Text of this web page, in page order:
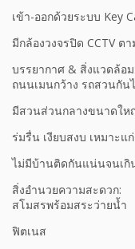
เข้า-ออกด้วยระบบ Key
มีกล้องวงจรปิด CCTV
บรรยากาศ & สิ่งแวดล้อม:
ถนนเมนกว้าง รถสวนกัน
มีสวนส่วนกลางขนาดให
ร่มรื่น เงียบสงบ เหมาะแ
ไม่มีบ้านติดกันแน่นจนเกิ
สิ่งอำนวยความสะดวก:
สโมสรพร้อมสระว่ายน้ำ
ฟิตเนส